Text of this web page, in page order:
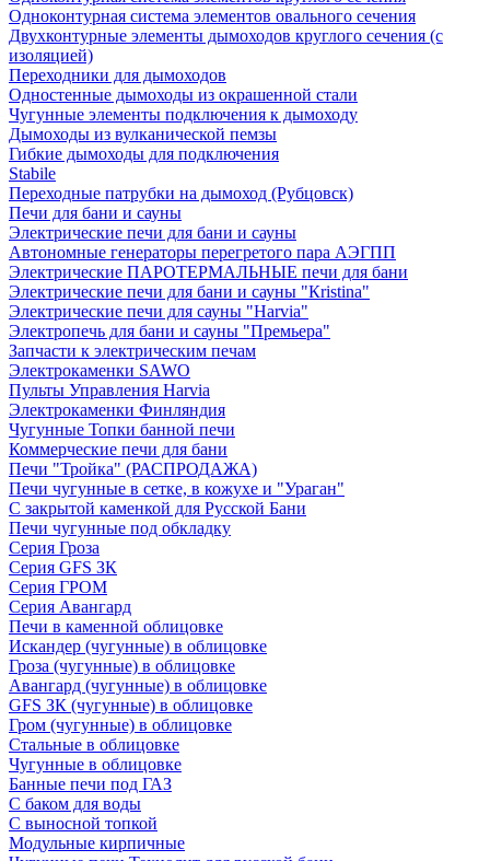
Одноконтурная система элементов овального сечения
Двухконтурные элементы дымоходов круглого сечения (с
изоляцией)
Переходники для дымоходов
Одностенные дымоходы из окрашенной стали
Чугунные элементы подключения к дымоходу
Дымоходы из вулканической пемзы
Гибкие дымоходы для подключения
Stabile
Переходные патрубки на дымоход (Рубцовск)
Печи для бани и сауны
Электрические печи для бани и сауны
Автономные генераторы перегретого пара АЭГПП
Электрические ПАРОТЕРМАЛЬНЫЕ печи для бани
Электрические печи для бани и сауны "Кristina"
Электрические печи для сауны "Harvia"
Электропечь для бани и сауны "Премьера"
Запчасти к электрическим печам
Электрокаменки SAWO
Пульты Управления Harvia
Электрокаменки Финляндия
Чугунные Топки банной печи
Коммерческие печи для бани
Печи "Тройка" (РАСПРОДАЖА)
Печи чугунные в сетке, в кожухе и "Ураган"
С закрытой каменкой для Русской Бани
Печи чугунные под обкладку
Серия Гроза
Серия GFS ЗК
Серия ГРОМ
Серия Авангард
Печи в каменной облицовке
Искандер (чугунные) в облицовке
Гроза (чугунные) в облицовке
Авангард (чугунные) в облицовке
GFS ЗК (чугунные) в облицовке
Гром (чугунные) в облицовке
Стальные в облицовке
Чугунные в облицовке
Банные печи под ГАЗ
С баком для воды
С выносной топкой
Модульные кирпичные